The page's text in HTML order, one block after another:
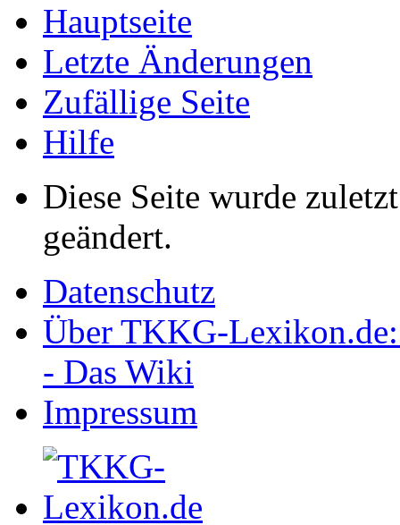
Hauptseite
Letzte Änderungen
Zufällige Seite
Hilfe
Diese Seite wurde
geändert.
Datenschutz
Über TKKG-
- Das Wiki
Impressum